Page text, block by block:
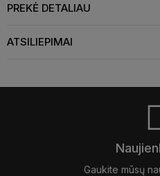
PREKĖ DETALIAU
ATSILIEPIMAI
Gaukite mūsų